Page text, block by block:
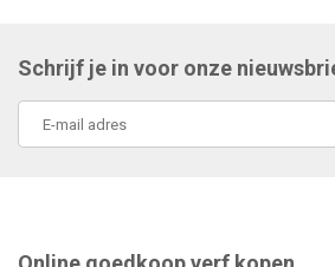
Schrijf je in voor onze